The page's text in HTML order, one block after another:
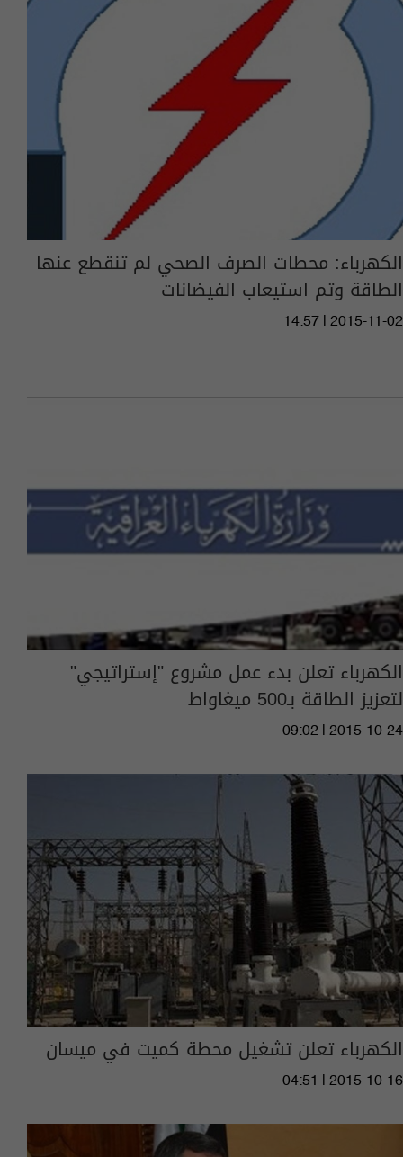
الكهرباء: محطات الصرف الصحي لم تنقطع عنها
الطاقة وتم استيعاب الفيضانات
14:57 | 2015-11-02
الكهرباء تعلن بدء عمل مشروع "إستراتيجي"
لتعزيز الطاقة بـ500 ميغاواط
09:02 | 2015-10-24
الكهرباء تعلن تشغيل محطة كميت في ميسان
04:51 | 2015-10-16